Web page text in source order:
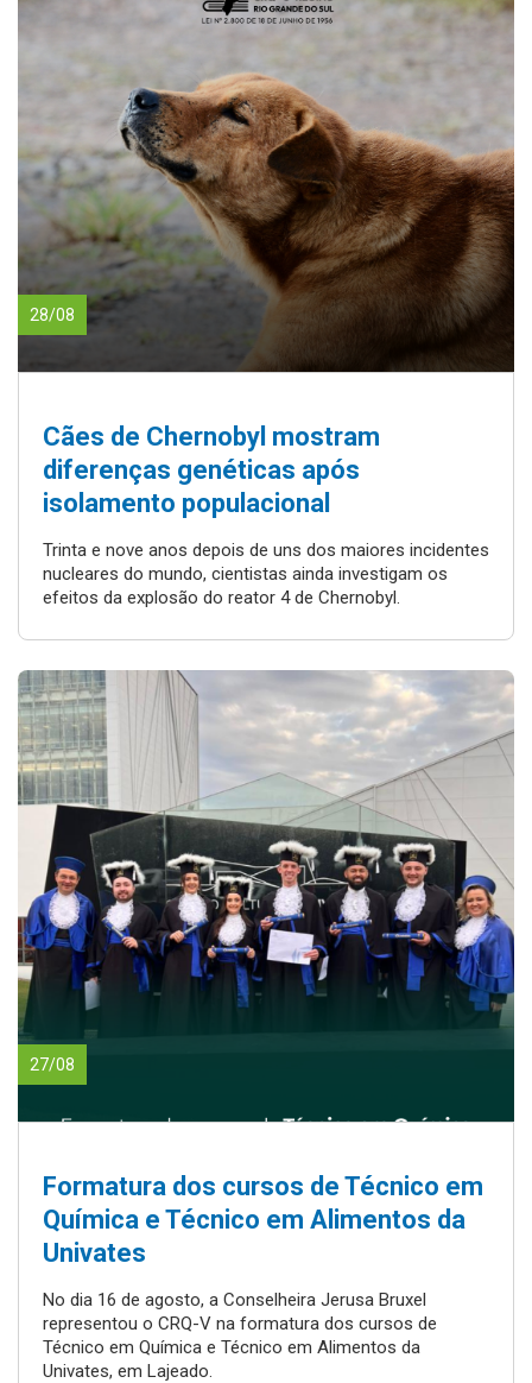
28/08
Cães de Chernobyl mostram
diferenças genéticas após
isolamento populacional
Trinta e nove anos depois de uns dos maiores incidentes
nucleares do mundo, cientistas ainda investigam os
efeitos da explosão do reator 4 de Chernobyl.
27/08
Formatura dos cursos de Técnico em
Química e Técnico em Alimentos da
Univates
No dia 16 de agosto, a Conselheira Jerusa Bruxel
representou o CRQ-V na formatura dos cursos de
Técnico em Química e Técnico em Alimentos da
Univates, em Lajeado.